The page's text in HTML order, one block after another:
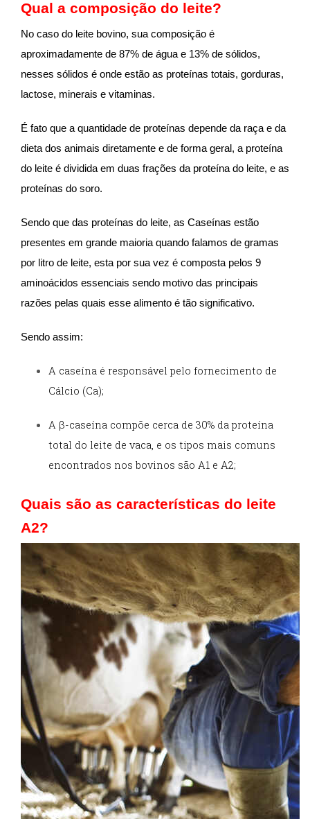
Qual a composição do leite?
No caso do leite bovino, sua composição é
aproximadamente de 87% de água e 13% de sólidos,
nesses sólidos é onde estão as proteínas totais, gorduras,
lactose, minerais e vitaminas.
É fato que a quantidade de proteínas depende da raça e da
dieta dos animais diretamente e de forma geral, a proteína
do leite é dividida em duas frações da proteína do leite, e as
proteínas do soro.
Sendo que das proteínas do leite, as Caseínas estão
presentes em grande maioria quando falamos de gramas
por litro de leite, esta por sua vez é composta pelos 9
aminoácidos essenciais sendo motivo das principais
razões pelas quais esse alimento é tão significativo.
Sendo assim:
A caseína é responsável pelo fornecimento de
Cálcio (Ca);
A β-caseína compõe cerca de 30% da proteína
total do leite de vaca, e os tipos mais comuns
encontrados nos bovinos são A1 e A2;
Quais são as características do leite
A2?